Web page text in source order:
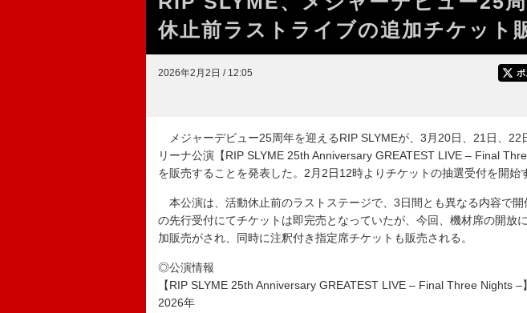
休止前ラストライブの追加チケット
2026年2月2日 / 12:05 ポ
メジャーデビュー25周年を迎えるRIP SLYMEが、3月20日、21日、22
リーナ公演【RIP SLYME 25th Anniversary GREATEST LIVE – Final
を販売することを発表した。2月2日12時よりチケットの抽選受付を開始
本公演は、活動休止前のラストステージで、3日間とも異なる内容で開
の先行受付にてチケットは即完売となっていたが、今回、機材席の開放
加販売がされ、同時に注釈付き指定席チケットも販売される。
◎公演情報
【RIP SLYME 25th Anniversary GREATEST LIVE – Final Three Nights –】
2026年